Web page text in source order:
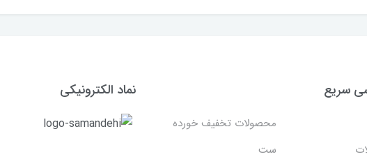
سریع
محصولات تخفیف خورده
ست
نماد الکترونیکی